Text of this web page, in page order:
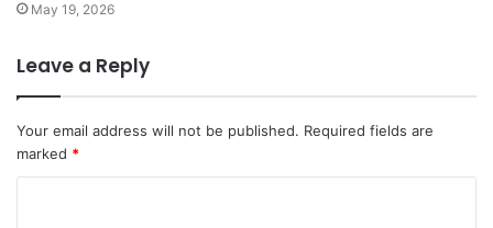
May 19, 2026
Leave a Reply
Your email address will not be published. Required fields are
marked *